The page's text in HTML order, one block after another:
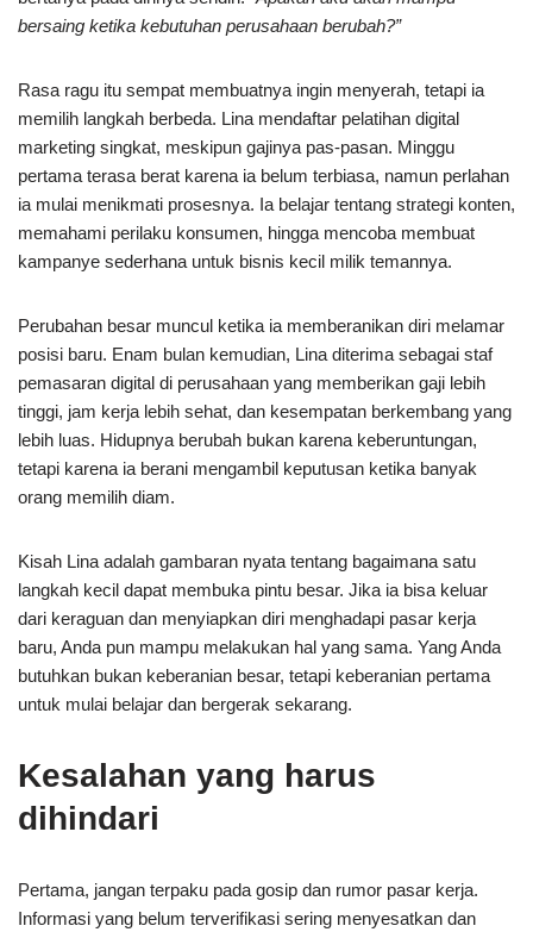
bersaing ketika kebutuhan perusahaan berubah?”
Rasa ragu itu sempat membuatnya ingin menyerah, tetapi ia
memilih langkah berbeda. Lina mendaftar pelatihan digital
marketing singkat, meskipun gajinya pas-pasan. Minggu
pertama terasa berat karena ia belum terbiasa, namun perlahan
ia mulai menikmati prosesnya. Ia belajar tentang strategi konten,
memahami perilaku konsumen, hingga mencoba membuat
kampanye sederhana untuk bisnis kecil milik temannya.
Perubahan besar muncul ketika ia memberanikan diri melamar
posisi baru. Enam bulan kemudian, Lina diterima sebagai staf
pemasaran digital di perusahaan yang memberikan gaji lebih
tinggi, jam kerja lebih sehat, dan kesempatan berkembang yang
lebih luas. Hidupnya berubah bukan karena keberuntungan,
tetapi karena ia berani mengambil keputusan ketika banyak
orang memilih diam.
Kisah Lina adalah gambaran nyata tentang bagaimana satu
langkah kecil dapat membuka pintu besar. Jika ia bisa keluar
dari keraguan dan menyiapkan diri menghadapi pasar kerja
baru, Anda pun mampu melakukan hal yang sama. Yang Anda
butuhkan bukan keberanian besar, tetapi keberanian pertama
untuk mulai belajar dan bergerak sekarang.
Kesalahan yang harus
dihindari
Pertama, jangan terpaku pada gosip dan rumor pasar kerja.
Informasi yang belum terverifikasi sering menyesatkan dan